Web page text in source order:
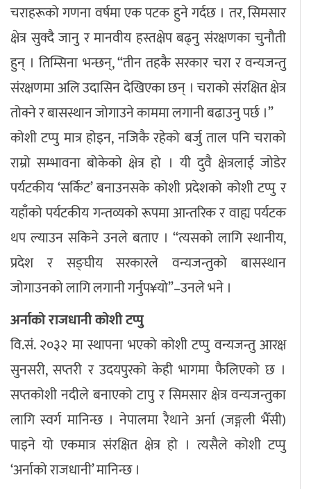
चराहरूको गणना वर्षमा एक पटक हुने गर्दछ । तर, सिमसार
क्षेत्र सुक्दै जानु र मानवीय हस्तक्षेप बढ्नु संरक्षणका चुनौती
हुन् । तिम्सिना भन्छन्, “तीन तहकै सरकार चरा र वन्यजन्तु
संरक्षणमा अलि उदासिन देखिएका छन् । चराको संरक्षित क्षेत्र
तोक्ने र बासस्थान जोगाउने काममा लगानी बढाउनु पर्छ ।”
कोशी टप्पु मात्र होइन, नजिकै रहेको बर्जु ताल पनि चराको
राम्रो सम्भावना बोकेको क्षेत्र हो । यी दुवै क्षेत्रलाई जोडेर
पर्यटकीय ‘सर्किट’ बनाउनसके कोशी प्रदेशको कोशी टप्पु र
यहाँको पर्यटकीय गन्तव्यको रूपमा आन्तरिक र वाह्य पर्यटक
थप ल्याउन सकिने उनले बताए । “त्यसको लागि स्थानीय,
प्रदेश र सङ्घीय सरकारले वन्यजन्तुको बासस्थान
जोगाउनको लागि लगानी गर्नुप¥यो”–उनले भने ।
अर्नाको राजधानी कोशी टप्पु
वि.सं. २०३२ मा स्थापना भएको कोशी टप्पु वन्यजन्तु आरक्ष
सुनसरी, सप्तरी र उदयपुरको केही भागमा फैलिएको छ ।
सप्तकोशी नदीले बनाएको टापु र सिमसार क्षेत्र वन्यजन्तुका
लागि स्वर्ग मानिन्छ । नेपालमा रैथाने अर्ना (जङ्गली भैँसी)
पाइने यो एकमात्र संरक्षित क्षेत्र हो । त्यसैले कोशी टप्पु
‘अर्नाको राजधानी’ मानिन्छ ।